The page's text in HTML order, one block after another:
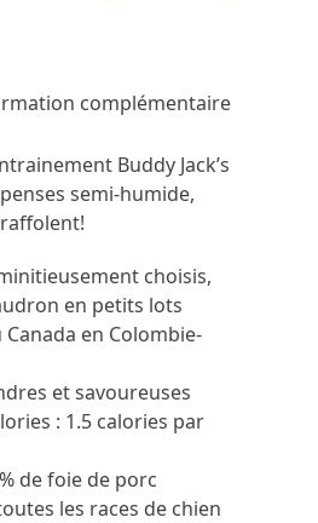
complémentaire
Buddy Jack’s
semi-humide,
choisis,
en petits lots
Canada en Colombie-
et savoureuses
: 1.5 calories par
de foie de porc
les races de chien